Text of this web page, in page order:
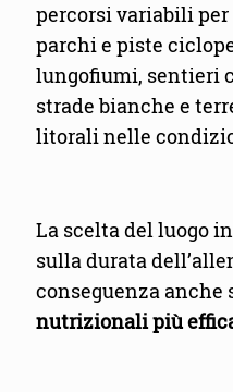
percorsi variabili
parchi e piste
lungofiumi, sentieri
strade bianche e
litorali nelle
La scelta del luogo
sulla durata
conseguenza anche
nutrizionali più